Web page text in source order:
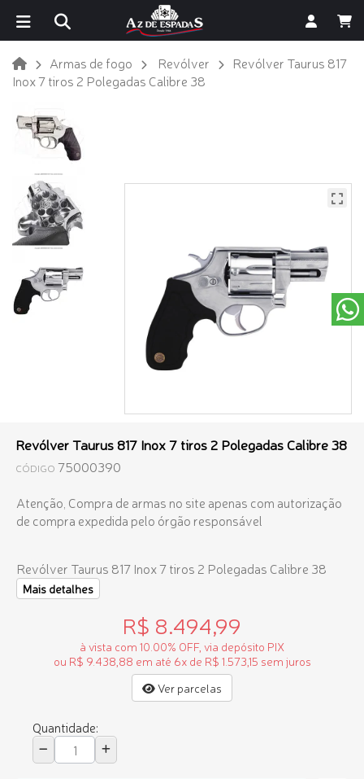
Armas de fogo Revólver
Revólver Taurus 817
Inox 7 tiros 2 Polegadas Calibre 38
Revólver Taurus 817 Inox 7 tiros 2 Polegadas Calibre 38
CÓDIGO 75000390
Atenção, Compra de armas no site apenas com autorização
de compra expedida pelo órgão responsável
Revólver Taurus 817 Inox 7 tiros 2 Polegadas Calibre 38
Mais detalhes
R$ 8.494,99
à vista com 10.00% OFF, via depósito PIX
ou R$ 9.438,88 em até 6x de R$ 1.573,15 sem juros
Ver parcelas
Quantidade: